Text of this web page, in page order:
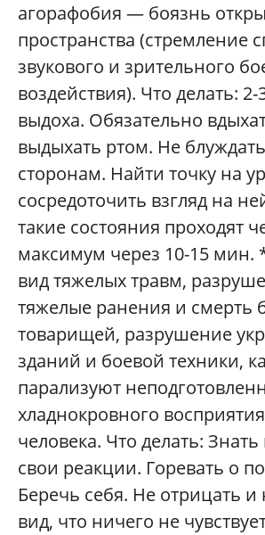
агорафобия — боязнь
пространства (стремление
звукового и зрительного
воздействия). Что делать: 2-
выдоха. Обязательно
выдыхать ртом. Не
сторонам. Найти точку на
сосредоточить взгляд на
такие состояния проходят
максимум через 10-15 мин.
вид тяжелых травм,
тяжелые ранения и смерть
товарищей, разрушение
зданий и боевой техники,
парализуют
хладнокровного
человека. Что делать: Знать
свои реакции. Горевать о
Беречь себя. Не отрицать и
вид, что ничего не